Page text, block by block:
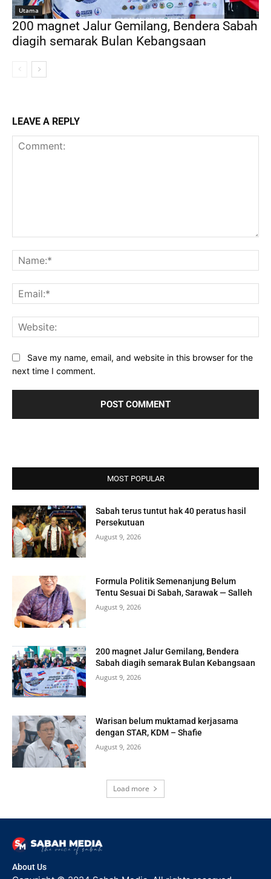
Utama
200 magnet Jalur Gemilang, Bendera Sabah
diagih semarak Bulan Kebangsaan
LEAVE A REPLY
Save my name, email, and website in this browser for the
next time I comment.
MOST POPULAR
Sabah terus tuntut hak 40 peratus hasil
Persekutuan
August 9, 2026
Formula Politik Semenanjung Belum
Tentu Sesuai Di Sabah, Sarawak — Salleh
August 9, 2026
200 magnet Jalur Gemilang, Bendera
Sabah diagih semarak Bulan Kebangsaan
August 9, 2026
Warisan belum muktamad kerjasama
dengan STAR, KDM – Shafie
August 9, 2026
Load more
About Us